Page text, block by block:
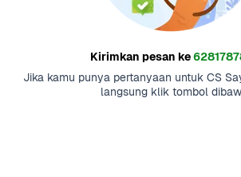
Kirimkan pesan ke
Jika kamu punya pertanyaan untuk CS
langsung klik tombol